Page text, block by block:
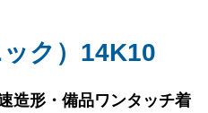
ック）14K10
造形・備品ワンタッチ着